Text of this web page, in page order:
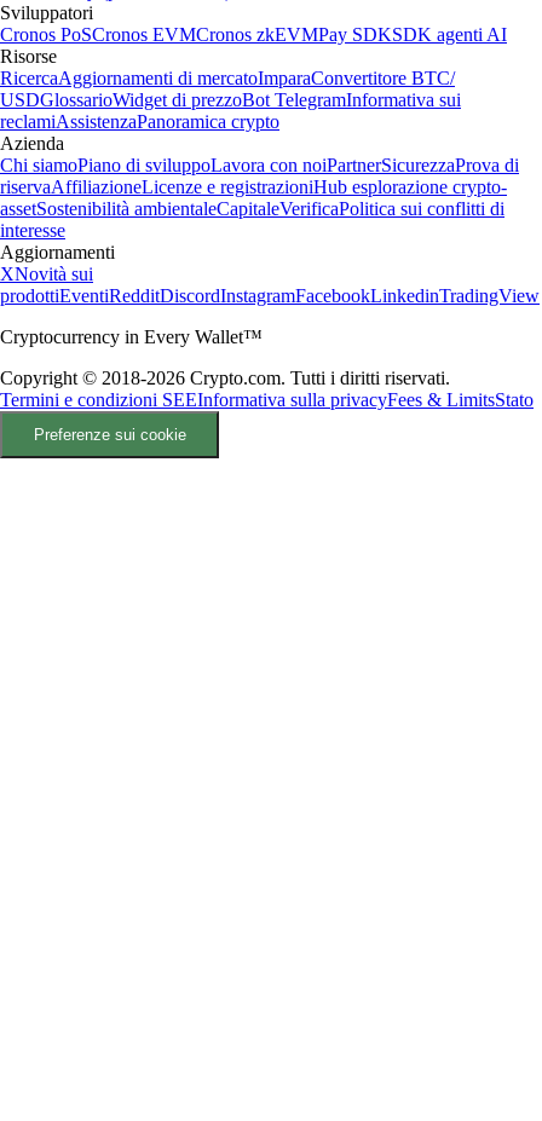
Sviluppatori
Cronos PoSCronos EVMCronos zkEVMPay SDKSDK agenti AI
Risorse
RicercaAggiornamenti di mercatoImparaConvertitore BTC/
USDGlossarioWidget di prezzoBot TelegramInformativa sui
reclamiAssistenzaPanoramica crypto
Azienda
Chi siamoPiano di sviluppoLavora con noiPartnerSicurezzaProva di
riservaAffiliazioneLicenze e registrazioniHub esplorazione crypto-
assetSostenibilità ambientaleCapitaleVerificaPolitica sui conflitti di
interesse
Aggiornamenti
XNovità sui
prodottiEventiRedditDiscordInstagramFacebookLinkedinTradingView
Cryptocurrency in Every Wallet™
Copyright © 2018-2026 Crypto.com. Tutti i diritti riservati.
Termini e condizioni SEEInformativa sulla privacyFees & LimitsStato
Preferenze sui cookie